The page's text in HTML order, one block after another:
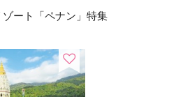
ート「ペナン」特集